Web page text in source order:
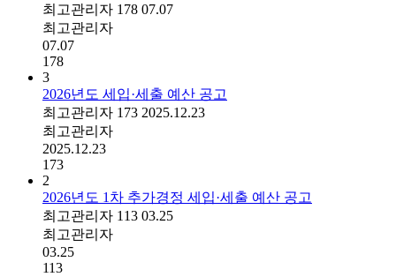
최고관리자 178 07.07
최고관리자
07.07
178
3
2026년도 세입·세출 예산 공고
최고관리자 173 2025.12.23
최고관리자
2025.12.23
173
2
2026년도 1차 추가경정 세입·세출 예산 공고
최고관리자 113 03.25
최고관리자
03.25
113